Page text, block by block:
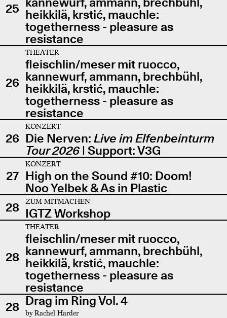
25 heikkilä, krstić, mauchle:
togetherness - pleasure as
resistance
26
THEATER
fleischlin/meser mit ruocco,
kannewurf, ammann, brechbühl,
heikkilä, krstić, mauchle:
togetherness - pleasure as
resistance
26
KONZERT
Die Nerven: Live im Elfenbeinturm
Tour 2026| Support: V3G
27
KONZERT
High on the Sound #10: Doom!
Noo Yelbek & As in Plastic
28
ZUM MITMACHEN
IGTZ Workshop
28
THEATER
fleischlin/meser mit ruocco,
kannewurf, ammann, brechbühl,
heikkilä, krstić, mauchle:
togetherness - pleasure as
resistance
28 Drag im Ring Vol. 4
by Rachel Harder